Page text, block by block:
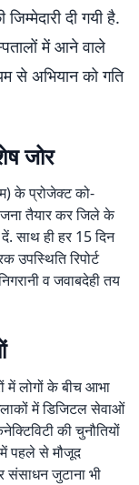
दी गयी है.
में आने वाले
से अभियान को गति
जोर
के प्रोजेक्ट को-
तैयार कर जिले के
साथ ही हर 15 दिन
रिपोर्ट
व जवाबदेही तय
में लोगों के बीच आभा
में डिजिटल सेवाओं
की चुनौतियों
में पहले से मौजूद
संसाधन जुटाना भी